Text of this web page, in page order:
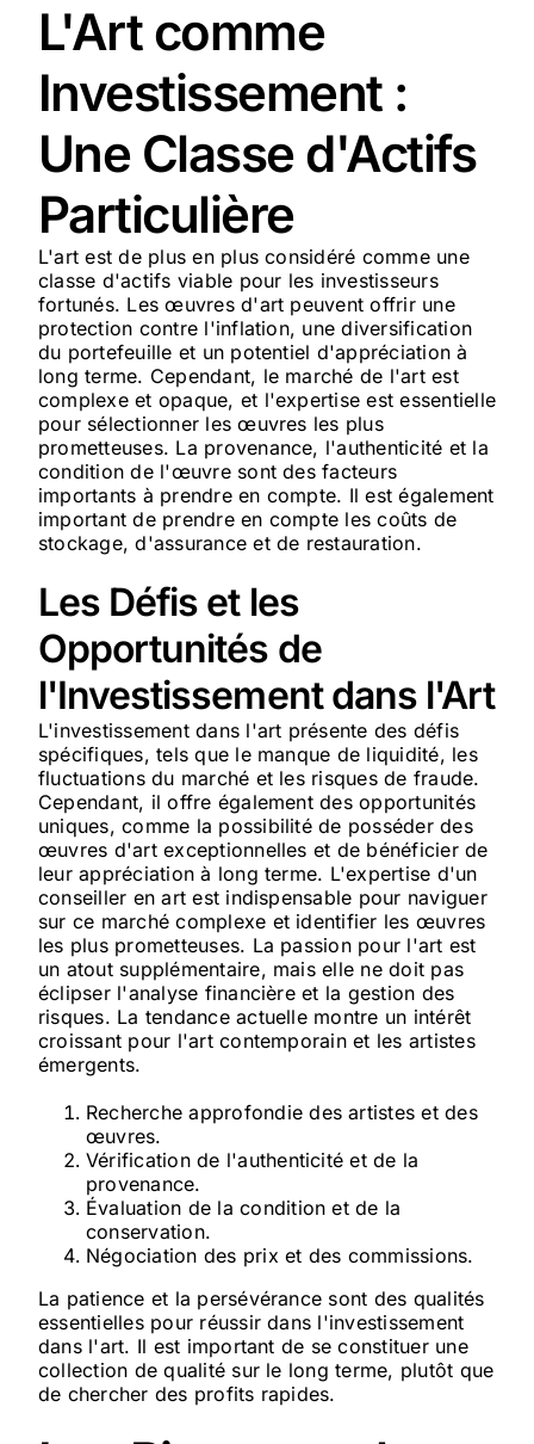
L'Art comme
Investissement :
Une Classe d'Actifs
Particulière
L'art est de plus en plus considéré comme une
classe d'actifs viable pour les investisseurs
fortunés. Les œuvres d'art peuvent offrir une
protection contre l'inflation, une diversification
du portefeuille et un potentiel d'appréciation à
long terme. Cependant, le marché de l'art est
complexe et opaque, et l'expertise est essentielle
pour sélectionner les œuvres les plus
prometteuses. La provenance, l'authenticité et la
condition de l'œuvre sont des facteurs
importants à prendre en compte. Il est également
important de prendre en compte les coûts de
stockage, d'assurance et de restauration.
Les Défis et les
Opportunités de
l'Investissement dans l'Art
L'investissement dans l'art présente des défis
spécifiques, tels que le manque de liquidité, les
fluctuations du marché et les risques de fraude.
Cependant, il offre également des opportunités
uniques, comme la possibilité de posséder des
œuvres d'art exceptionnelles et de bénéficier de
leur appréciation à long terme. L'expertise d'un
conseiller en art est indispensable pour naviguer
sur ce marché complexe et identifier les œuvres
les plus prometteuses. La passion pour l'art est
un atout supplémentaire, mais elle ne doit pas
éclipser l'analyse financière et la gestion des
risques. La tendance actuelle montre un intérêt
croissant pour l'art contemporain et les artistes
émergents.
Recherche approfondie des artistes et des
œuvres.
Vérification de l'authenticité et de la
provenance.
Évaluation de la condition et de la
conservation.
Négociation des prix et des commissions.
La patience et la persévérance sont des qualités
essentielles pour réussir dans l'investissement
dans l'art. Il est important de se constituer une
collection de qualité sur le long terme, plutôt que
de chercher des profits rapides.